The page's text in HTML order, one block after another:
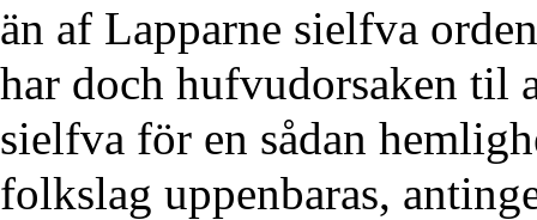
än af Lapparne sielfva
har doch hufvudorsaken til
sielfva för en sådan
folkslag uppenbaras,